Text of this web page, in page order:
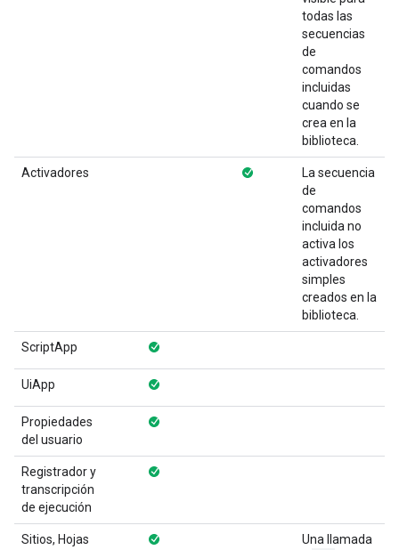
todas las
secuencias
de
comandos
incluidas
cuando se
crea en la
biblioteca.
Activadores
La secuencia
de
comandos
incluida no
activa los
activadores
simples
creados en la
biblioteca.
ScriptApp
UiApp
Propiedades
del usuario
Registrador y
transcripción
de ejecución
Sitios, Hojas
Una llamada